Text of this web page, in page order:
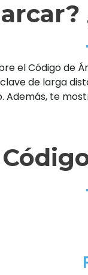
el Código de
de larga
Además, te